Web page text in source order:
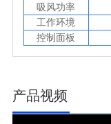
吸风功率
工作环境
控制面板
产品视频